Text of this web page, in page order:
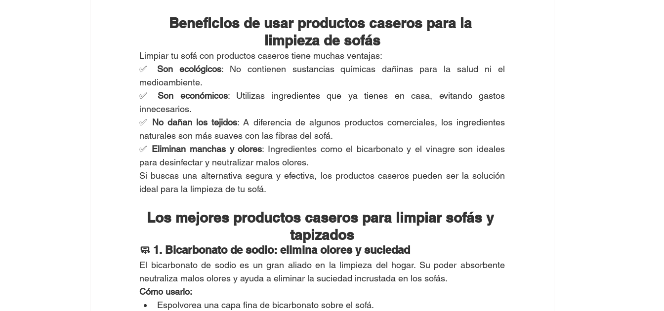
Beneficios de usar productos caseros para la
limpieza de sofás
Limpiar tu sofá con productos caseros tiene muchas ventajas:
✅ Son ecológicos: No contienen sustancias químicas dañinas para la salud ni el
medioambiente.
✅ Son económicos: Utilizas ingredientes que ya tienes en casa, evitando gastos
innecesarios.
✅ No dañan los tejidos: A diferencia de algunos productos comerciales, los ingredientes
naturales son más suaves con las fibras del sofá.
✅ Eliminan manchas y olores: Ingredientes como el bicarbonato y el vinagre son ideales
para desinfectar y neutralizar malos olores.
Si buscas una alternativa segura y efectiva, los productos caseros pueden ser la solución
ideal para la limpieza de tu sofá.
Los mejores productos caseros para limpiar sofás y
tapizados
🧼 1. Bicarbonato de sodio: elimina olores y suciedad
El bicarbonato de sodio es un gran aliado en la limpieza del hogar. Su poder absorbente
neutraliza malos olores y ayuda a eliminar la suciedad incrustada en los sofás.
Cómo usarlo:
Espolvorea una capa fina de bicarbonato sobre el sofá.